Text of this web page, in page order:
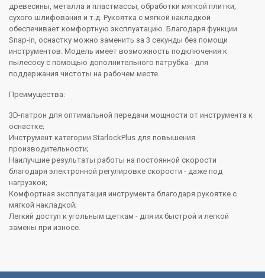
древесины, металла и пластмассы, обработки мягкой плитки,
сухого шлифования и т.д. Рукоятка с мягкой накладкой
обеспечивает комфортную эксплуатацию. Благодаря функции
Snap-in, оснастку можно заменить за 3 секунды без помощи
инструментов. Модель имеет возможность подключения к
пылесосу с помощью дополнительного патрубка - для
поддержания чистоты на рабочем месте.
Преимущества:
3D-патрон для оптимальной передачи мощности от инструмента к
оснастке;
Инструмент категории StarlockPlus для повышения
производительности;
Наилучшие результаты работы на постоянной скорости
благодаря электронной регулировке скорости - даже под
нагрузкой;
Комфортная эксплуатация инструмента благодаря рукоятке с
мягкой накладкой;
Легкий доступ к угольным щеткам - для их быстрой и легкой
замены при износе.